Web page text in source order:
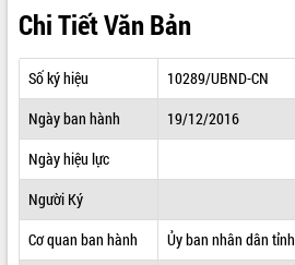
LÃNH ĐẠO UBND TỈNH
TIN TỨC SỰ KIỆN
SỞ, BAN, NGÀNH
THÔNG TIN CHỈ ĐẠO ĐIỀU HÀNH
HỆ THỐNG VĂN BẢN
Chi Tiết Văn Bản
Số ký hiệu
10289/UBND-CN
Ngày ban hành
19/12/2016
Ngày hiệu lực
Người Ký
Cơ quan ban hành
Ủy ban nhân dân tỉnh